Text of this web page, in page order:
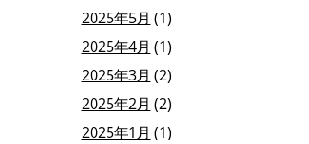
2025年5月 (1)
2025年4月 (1)
2025年3月 (2)
2025年2月 (2)
2025年1月 (1)